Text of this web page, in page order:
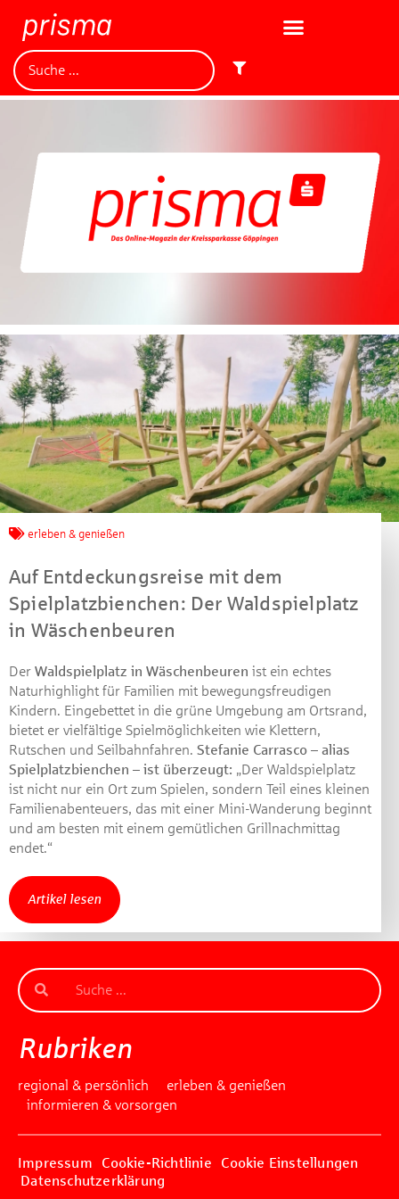
erleben & genießen
Auf Entdeckungsreise mit dem
Spielplatzbienchen: Der Waldspielplatz
in Wäschenbeuren
Der Waldspielplatz in Wäschenbeuren ist ein echtes
Naturhighlight für Familien mit bewegungsfreudigen
Kindern. Eingebettet in die grüne Umgebung am Ortsrand,
bietet er vielfältige Spielmöglichkeiten wie Klettern,
Rutschen und Seilbahnfahren. Stefanie Carrasco – alias
Spielplatzbienchen – ist überzeugt: „Der Waldspielplatz
ist nicht nur ein Ort zum Spielen, sondern Teil eines kleinen
Familienabenteuers, das mit einer Mini-Wanderung beginnt
und am besten mit einem gemütlichen Grillnachmittag
endet.“
Artikel lesen
Rubriken
regional & persönlich
erleben & genießen
informieren & vorsorgen
Impressum Cookie-Richtlinie
Cookie Einstellungen
Datenschutzerklärung
Jetzt mitmachen und
gewinnen!
Machen Sie mit bei unserem Gewinnspiel! Bis 31.
Treffpunkt Gold der Kreissparkasse Göppingen im Wert
von je 30 Euro.
Beantworten Sie einfach folgende Frage:
Welches Jubiläum feiert die Kreissparkasse
Göppingen in diesem Jahr?
Gewinnspiel geschlossen